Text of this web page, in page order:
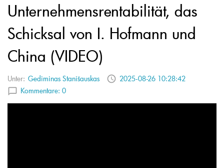
Unternehmensrentabilität, das
Schicksal von I. Hofmann und
China (VIDEO)
Unter: Gediminas Stanišauskas
2025-08-26 10:28:42
Kommentare: 0